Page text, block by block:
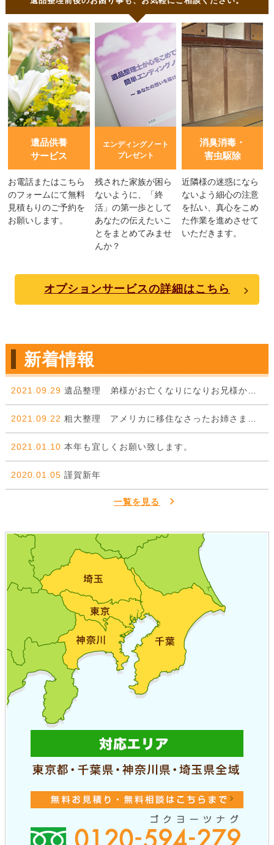
遺品供養
サービス
お電話またはこちら
のフォームにて無料
見積もりのご予約を
お願いします。
エンディングノート
プレゼント
残された家族が困ら
ないように、「終
活」の第一歩として
あなたの伝えたいこ
とをまとめてみませ
んか？
消臭消毒・
害虫駆除
近隣様の迷惑になら
ないよう細心の注意
を払い、真心をこめ
た作業を進めさせて
いただきます。
オプションサービスの詳細はこちら
新着情報
2021.09.29 遺品整理 弟様がお亡くなりになりお兄様からのご依頼。
2021.09.22 粗大整理 アメリカに移住なさったお姉さまから弟様に委ねた一件。
2021.01.10 本年も宜しくお願い致します。
2020.01.05 謹賀新年
一覧を見る